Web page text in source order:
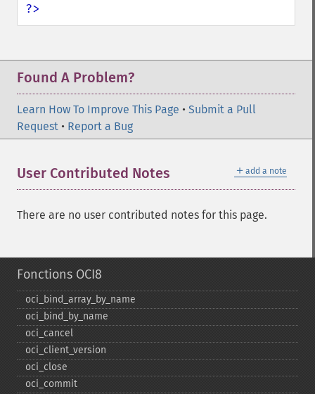
?>
Found A Problem?
Learn How To Improve This Page • Submit a Pull
Request • Report a Bug
＋ add a note
User Contributed Notes
There are no user contributed notes for this page.
Fonctions OCI8
oci_​bind_​array_​by_​name
oci_​bind_​by_​name
oci_​cancel
oci_​client_​version
oci_​close
oci_​commit